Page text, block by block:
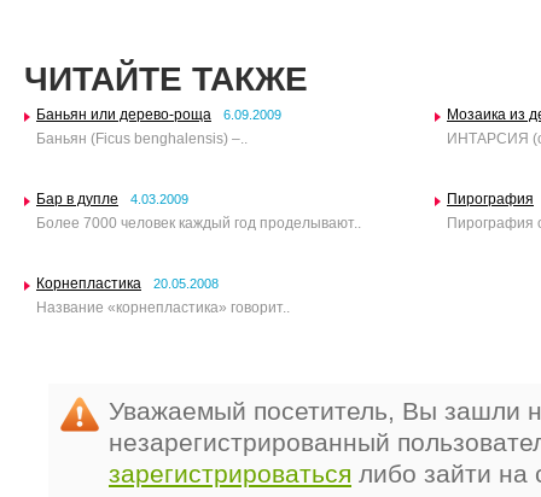
ЧИТАЙТЕ ТАКЖЕ
Баньян или дерево-роща 6.09.2009
Баньян (Ficus benghalensis) –..
Мозаика из
ИНТАРСИЯ
Бар в дупле 4.03.2009
Более 7000 человек каждый год проделывают..
Пирография
Пирография
Корнепластика 20.05.2008
Название «корнепластика» говорит..
Уважаемый посетитель, Вы зашли
незарегистрированный
зарегистрироваться либо зайти на